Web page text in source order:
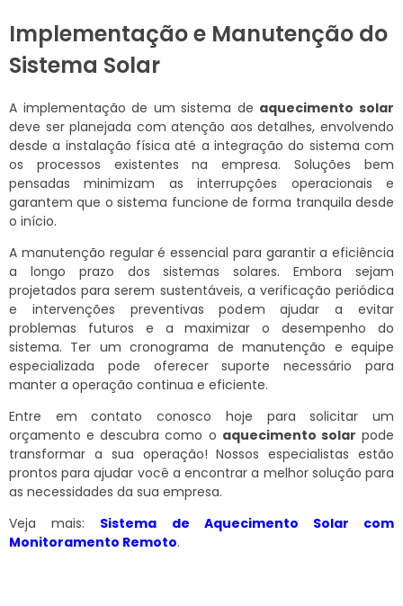
Implementação e Manutenção do
Sistema Solar
A implementação de um sistema de aquecimento solar
deve ser planejada com atenção aos detalhes, envolvendo
desde a instalação física até a integração do sistema com
os processos existentes na empresa. Soluções bem
pensadas minimizam as interrupções operacionais e
garantem que o sistema funcione de forma tranquila desde
o início.
A manutenção regular é essencial para garantir a eficiência
a longo prazo dos sistemas solares. Embora sejam
projetados para serem sustentáveis, a verificação periódica
e intervenções preventivas podem ajudar a evitar
problemas futuros e a maximizar o desempenho do
sistema. Ter um cronograma de manutenção e equipe
especializada pode oferecer suporte necessário para
manter a operação continua e eficiente.
Entre em contato conosco hoje para solicitar um
orçamento e descubra como o aquecimento solar pode
transformar a sua operação! Nossos especialistas estão
prontos para ajudar você a encontrar a melhor solução para
as necessidades da sua empresa.
Veja mais: Sistema de Aquecimento Solar com
Monitoramento Remoto.